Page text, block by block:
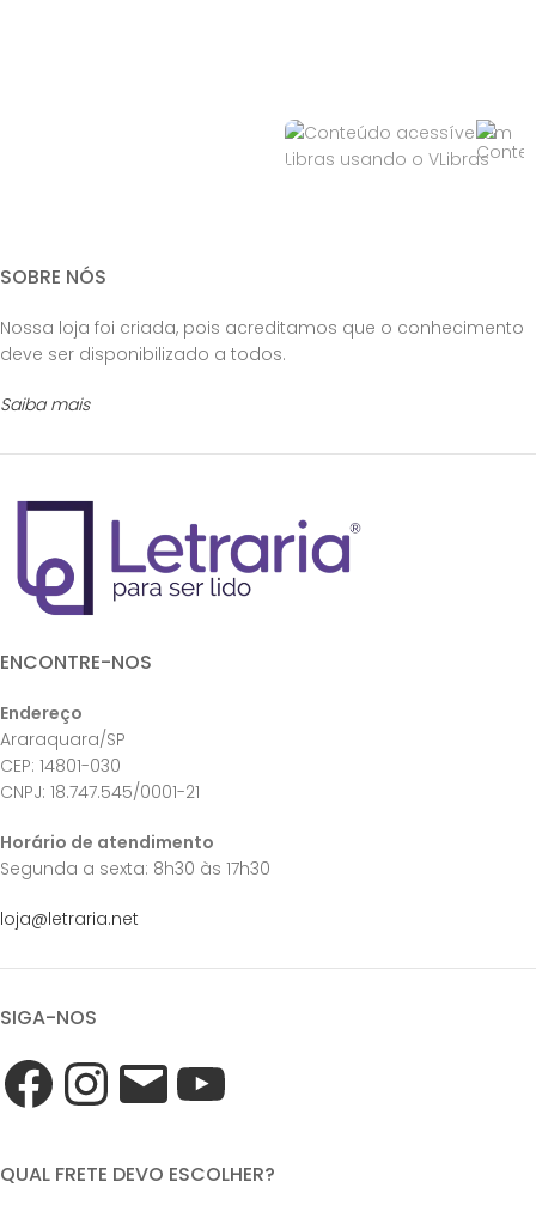
SOBRE NÓS
Nossa loja foi criada, pois acreditamos que o conhecimento
deve ser disponibilizado a todos.
Saiba mais
ENCONTRE-NOS
Endereço
Araraquara/SP
CEP: 14801-030
CNPJ: 18.747.545/0001-21
Horário de atendimento
Segunda a sexta: 8h30 às 17h30
loja@letraria.net
SIGA-NOS
QUAL FRETE DEVO ESCOLHER?